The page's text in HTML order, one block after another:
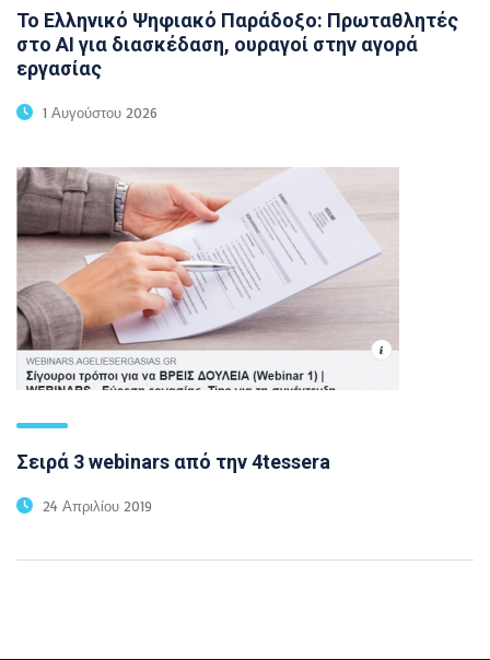
Το Ελληνικό Ψηφιακό Παράδοξο: Πρωταθλητές
στο AI για διασκέδαση, ουραγοί στην αγορά
εργασίας
1 Αυγούστου 2026
Σειρά 3 webinars από την 4tessera
24 Απριλίου 2019